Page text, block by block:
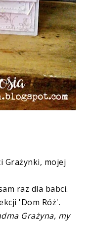
Grażynki, mojej
raz dla babci.
'Dom Róż'.
Grażyna, my